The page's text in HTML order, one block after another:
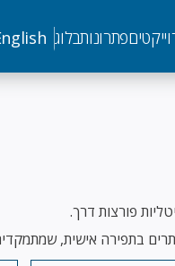
פתרונותבלוג
פורצות דרך.
בתפירה אישית,